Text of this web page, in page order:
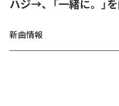
ハジ→、「一緒に。」
新曲情報